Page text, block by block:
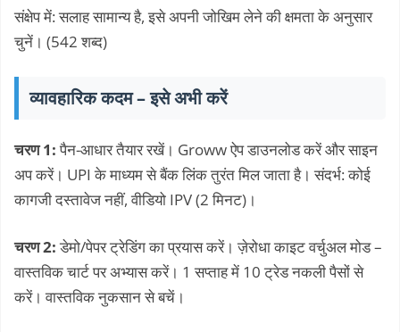
संक्षेप में: सलाह सामान्य है, इसे अपनी जोखिम लेने की क्षमता के अनुसार
चुनें। (542 शब्द)
व्यावहारिक कदम – इसे अभी करें
चरण 1:पैन-आधार तैयार रखें। Groww ऐप डाउनलोड करें और साइन
अप करें। UPI के माध्यम से बैंक लिंक तुरंत मिल जाता है। संदर्भ: कोई
कागजी दस्तावेज नहीं, वीडियो IPV (2 मिनट)।
चरण 2:डेमो/पेपर ट्रेडिंग का प्रयास करें। ज़ेरोधा काइट वर्चुअल मोड –
वास्तविक चार्ट पर अभ्यास करें। 1 सप्ताह में 10 ट्रेड नकली पैसों से
करें। वास्तविक नुकसान से बचें।